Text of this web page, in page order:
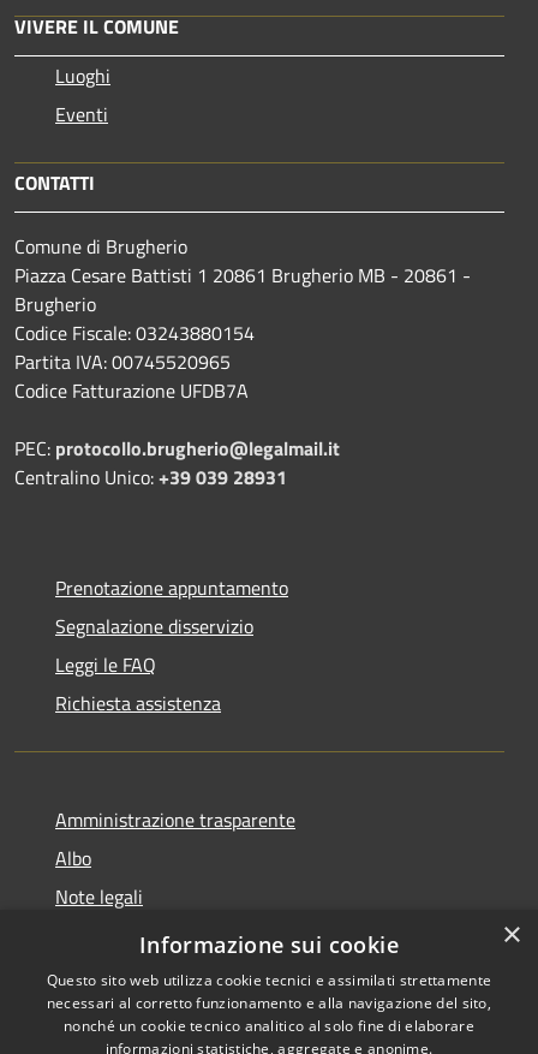
VIVERE IL COMUNE
Luoghi
Eventi
CONTATTI
Comune di Brugherio
Piazza Cesare Battisti 1 20861 Brugherio MB - 20861 -
Brugherio
Codice Fiscale: 03243880154
Partita IVA: 00745520965
Codice Fatturazione UFDB7A
PEC: protocollo.brugherio@legalmail.it
Centralino Unico:+39 039 28931
Prenotazione appuntamento
Segnalazione disservizio
Leggi le FAQ
Richiesta assistenza
Amministrazione trasparente
Albo
Note legali
Dichiarazione di accessibilità
×
Informazione sui cookie
Questo sito web utilizza cookie tecnici e assimilati strettamente
necessari al corretto funzionamento e alla navigazione del sito,
nonché un cookie tecnico analitico al solo fine di elaborare
informazioni statistiche, aggregate e anonime.